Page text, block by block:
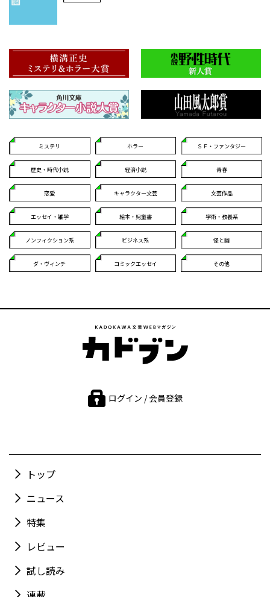
ミステリ ホラー ＳＦ・ファンタジー
歴史・時代小説 経済小説 青春
恋愛 キャラクター文芸 文芸作品
エッセイ・雑学 絵本・児童書 学術・教養系
ノンフィクション系 ビジネス系 怪と幽
ダ・ヴィンチ コミックエッセイ その他
ログイン / 会員登録
トップ
ニュース
特集
レビュー
試し読み